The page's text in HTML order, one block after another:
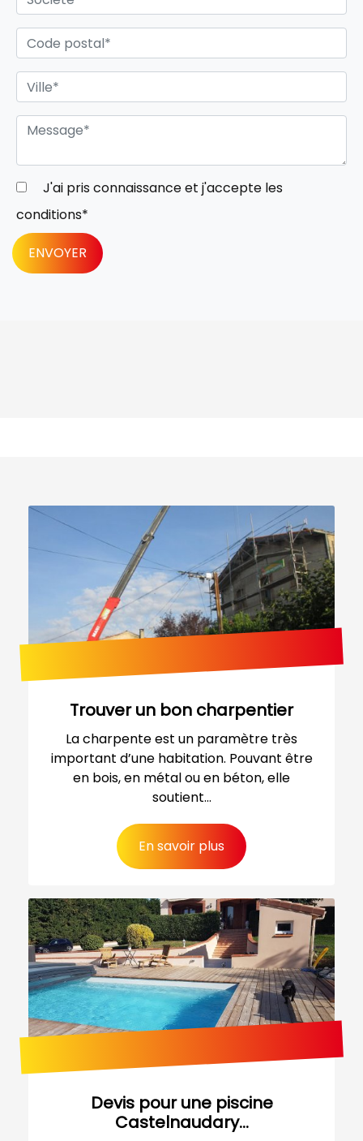
J'ai pris connaissance et j'accepte les
conditions*
ENVOYER
Trouver un bon charpentier
La charpente est un paramètre très
important d’une habitation. Pouvant être
en bois, en métal ou en béton, elle
soutient...
En savoir plus
Devis pour une piscine
Castelnaudary...